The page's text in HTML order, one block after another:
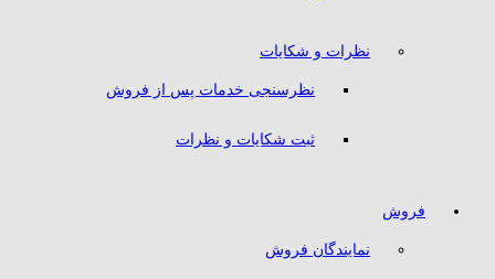
نظرات و شکایات
نظرسنجی خدمات پس از فروش
ثبت شکایات و نظرات
فروش
نمایندگان فروش